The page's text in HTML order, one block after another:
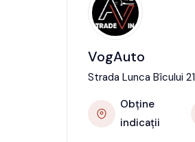
VogAuto
Strada Lunca Bîcului 21
Obține
indicații